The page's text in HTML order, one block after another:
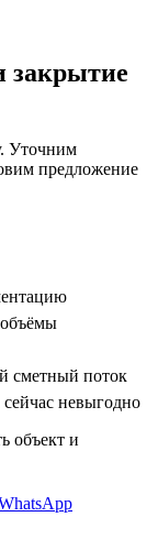
закрытие
Уточним
предложение
сметный поток
невыгодно
объект и